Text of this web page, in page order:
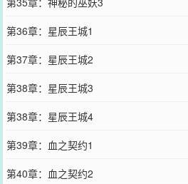
第36章：星辰王城1
第37章：星辰王城2
第38章：星辰王城3
第38章：星辰王城4
第39章：血之契约1
第40章：血之契约2